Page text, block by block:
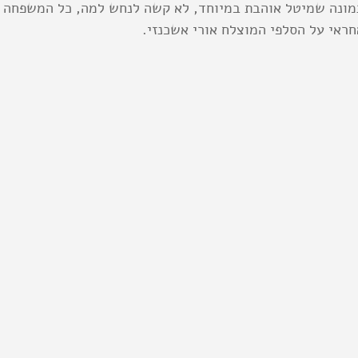
שמיטל אוהבת במיוחד, לא קשה לנחש למה, כל המשפחה
על הסלפי המוצלח אורי אשכנזי.